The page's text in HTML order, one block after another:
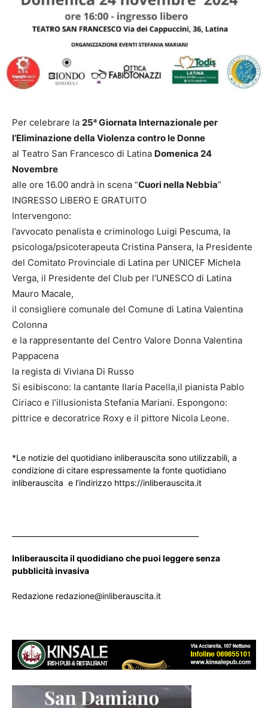
Per celebrare la 25ᵃ Giornata Internazionale per
l’Eliminazione della Violenza contro le Donne
al Teatro San Francesco di Latina Domenica 24
Novembre
alle ore 16.00 andrà in scena “Cuori nella Nebbia”
INGRESSO LIBERO E GRATUITO
Intervengono:
l’avvocato penalista e criminologo Luigi Pescuma, la
psicologa/psicoterapeuta Cristina Pansera, la Presidente
del Comitato Provinciale di Latina per UNICEF Michela
Verga, il Presidente del Club per l’UNESCO di Latina
Mauro Macale,
il consigliere comunale del Comune di Latina Valentina
Colonna
e la rappresentante del Centro Valore Donna Valentina
Pappacena
la regista di Viviana Di Russo
Si esibiscono: la cantante Ilaria Pacella,il pianista Pablo
Ciriaco e l’illusionista Stefania Mariani. Espongono:
pittrice e decoratrice Roxy e il pittore Nicola Leone.
*Le notizie del quotidiano inliberauscita sono utilizzabili, a
condizione di citare espressamente la fonte quotidiano
inliberauscita e l’indirizzo https://inliberauscita.it
Inliberauscita il quodidiano che puoi leggere senza
pubblicità invasiva
Redazione redazione@inliberauscita.it